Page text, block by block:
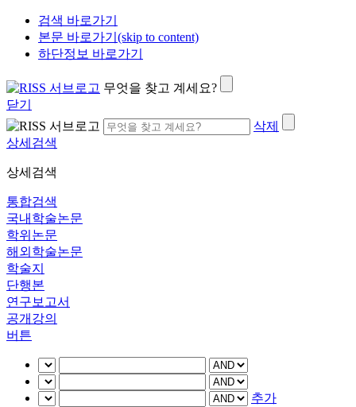
검색 바로가기
본문 바로가기(skip to content)
하단정보 바로가기
무엇을 찾고 계세요?
닫기
삭제
상세검색
상세검색
통합검색
국내학술논문
학위논문
해외학술논문
학술지
단행본
연구보고서
공개강의
버튼
추가